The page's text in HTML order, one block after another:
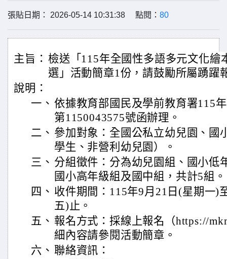
張貼日期： 2026-05-14 10:31:38 點閱： 80
主旨： 檢送「115年全國性多語多元文化繪
選」活動簡章1份，請鼓勵所屬踴躍
說明：
一、 依據教育部國民及學前教育署115
第1150043575號函辦理。
二、 參加對象：全國公私立幼兒園、國
學生、非營利幼兒園）。
三、 分組徵件：分為幼兒園組、國小低
國小高年級組及國中組，共計5組。
四、 收件期間：115年9月21日(星期一)
五)止。
五、 報名方式：採線上報名（https://
細內容請參閱活動簡章。
六、 聯絡資訊：